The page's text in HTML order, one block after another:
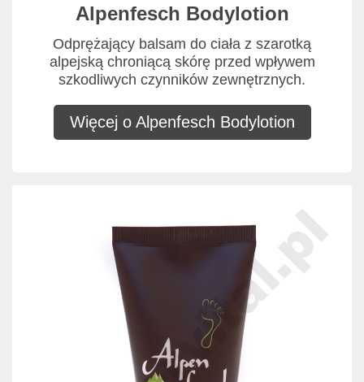
Alpenfesch Bodylotion
Odprężający balsam do ciała z szarotką
alpejską chroniącą skórę przed wpływem
szkodliwych czynników zewnętrznych.
Więcej o Alpenfesch Bodylotion